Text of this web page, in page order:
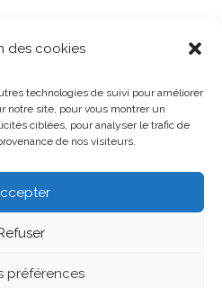
des cookies
technologies de suivi pour améliorer
notre site, pour vous montrer un
ciblées, pour analyser le trafic de
de nos visiteurs.
préférences
Talents & diversité
Nos métiers
Nos Offres d’emploi
Mentions légales
Actualités
Contact
Drive